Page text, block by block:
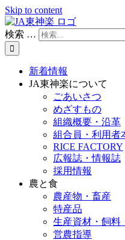
Skip to content
検索 …
新着情報
JA東神楽について
ごあいさつ
めざすもの
組織概要・沿革
組合員・利用者
RICE FACTORY
広報誌・情報誌
採用情報
農と食
農産物・畜産
特産品
生産資材・飼料
営農指導